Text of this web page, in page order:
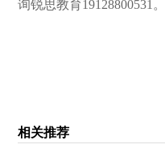
询锐思教育19128800531。
相关推荐